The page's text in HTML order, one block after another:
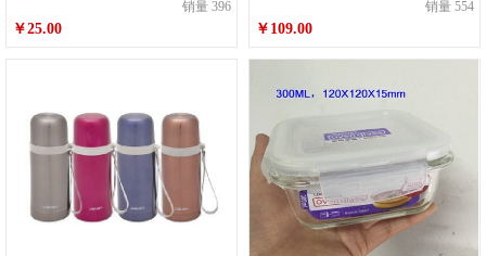
销量 396
￥25.00
销量 554
￥109.00